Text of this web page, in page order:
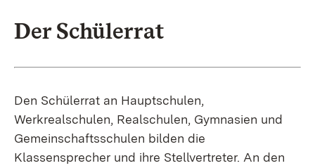
Der Schülerrat
Den Schülerrat an Hauptschulen,
Werkrealschulen, Realschulen, Gymnasien und
Gemeinschaftsschulen bilden die
Klassensprecher und ihre Stellvertreter. An den